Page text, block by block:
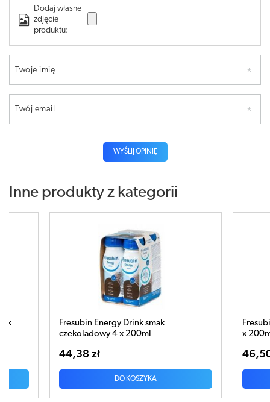
Dodaj własne
zdjęcie
produktu:
Twoje imię
Twój email
WYŚLIJ OPINIĘ
Inne produkty z kategorii
Fresubin Energy Drink smak
czekoladowy 4 x 200ml
44,38 zł
DO KOSZYKA
Fresubin
x 200ml
46,50 zł